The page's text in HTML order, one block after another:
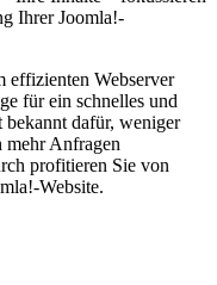
Ihrer Joomla!-
effizienten Webserver
für ein schnelles und
dafür, weniger
mehr Anfragen
profitieren Sie von
Website.